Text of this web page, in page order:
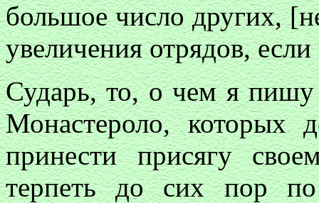
большое число других,
увеличения отрядов,
Сударь, то, о чем я пишу
Монастероло, которых
принести присягу
терпеть до сих пор